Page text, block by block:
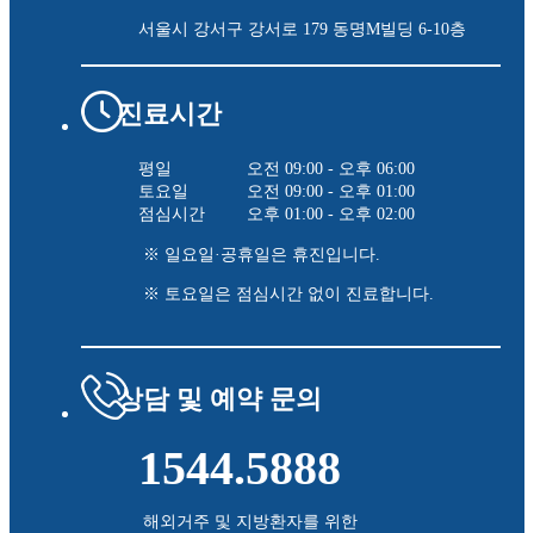
서울시 강서구 강서로 179 동명M빌딩 6-10층
진료시간
평일
오전 09:00 - 오후 06:00
토요일
오전 09:00 - 오후 01:00
점심시간
오후 01:00 - 오후 02:00
※ 일요일·공휴일은 휴진입니다.
※ 토요일은 점심시간 없이 진료합니다.
상담 및 예약 문의
1544.5888
해외거주 및 지방환자를 위한